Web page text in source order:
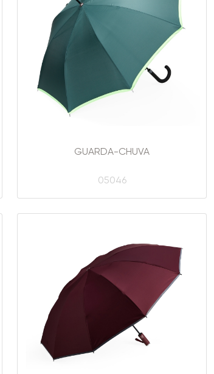
GUARDA-CHUVA
05046